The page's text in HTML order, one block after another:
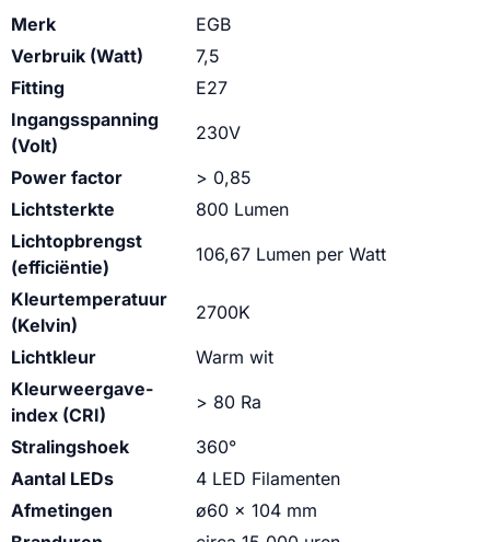
Merk
EGB
Verbruik (Watt)
7,5
Fitting
E27
Ingangsspanning
(Volt)
230V
Power factor
> 0,85
Lichtsterkte
800 Lumen
Lichtopbrengst
(efficiëntie)
106,67 Lumen per Watt
Kleurtemperatuur
(Kelvin)
2700K
Lichtkleur
Warm wit
Kleurweergave-
index (CRI)
> 80 Ra
Stralingshoek
360°
Aantal LEDs
4 LED Filamenten
Afmetingen
ø60 x 104 mm